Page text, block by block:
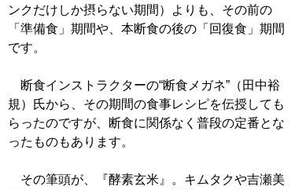
ンクだけしか摂らない期間）よりも、その前の
「準備食」期間や、本断食の後の「回復食」期間
です。
断食インストラクターの“断食メガネ”（田中裕
規）氏から、その期間の食事レシピを伝授しても
らったのですが、断食に関係なく普段の定番とな
ったものもあります。
その筆頭が、『酵素玄米』。キムタクや吉瀬美